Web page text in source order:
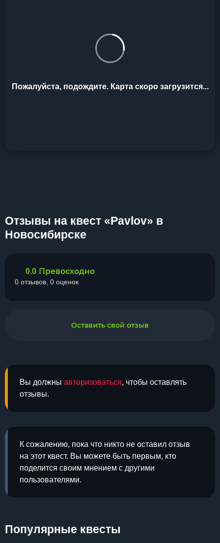
Пожалуйста, подождите. Карта скоро загрузится...
Отзывы на квест «Pavlov» в
Новосибирске
Вы должны авторизоваться, чтобы оставлять
отзывы.
К сожалению, пока что никто не оставил отзыв
на этот квест. Вы можете быть первым, кто
поделится своим мнением с другими
пользователями.
0.0 Превосходно
0 отзывов, 0 оценок
Оставить свой отзыв
Популярные квесты